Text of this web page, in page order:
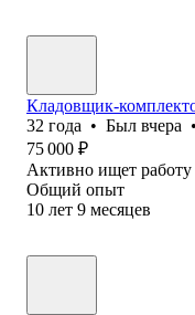
Кладовщик-
32 года • Был вчера •
75 000 ₽
Активно ищет работу
Общий опыт
10 лет 9 месяцев